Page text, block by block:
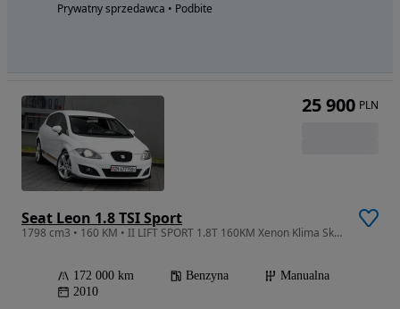
Prywatny sprzedawca • Podbite
Seat Leon 1.8 TSI Sport
1798 cm3 • 160 KM • II LIFT SPORT 1.8T 160KM Xenon Klima Skóra Aliu Serwis
172 000 km Benzyna
Manualna
2010
25 900 PLN